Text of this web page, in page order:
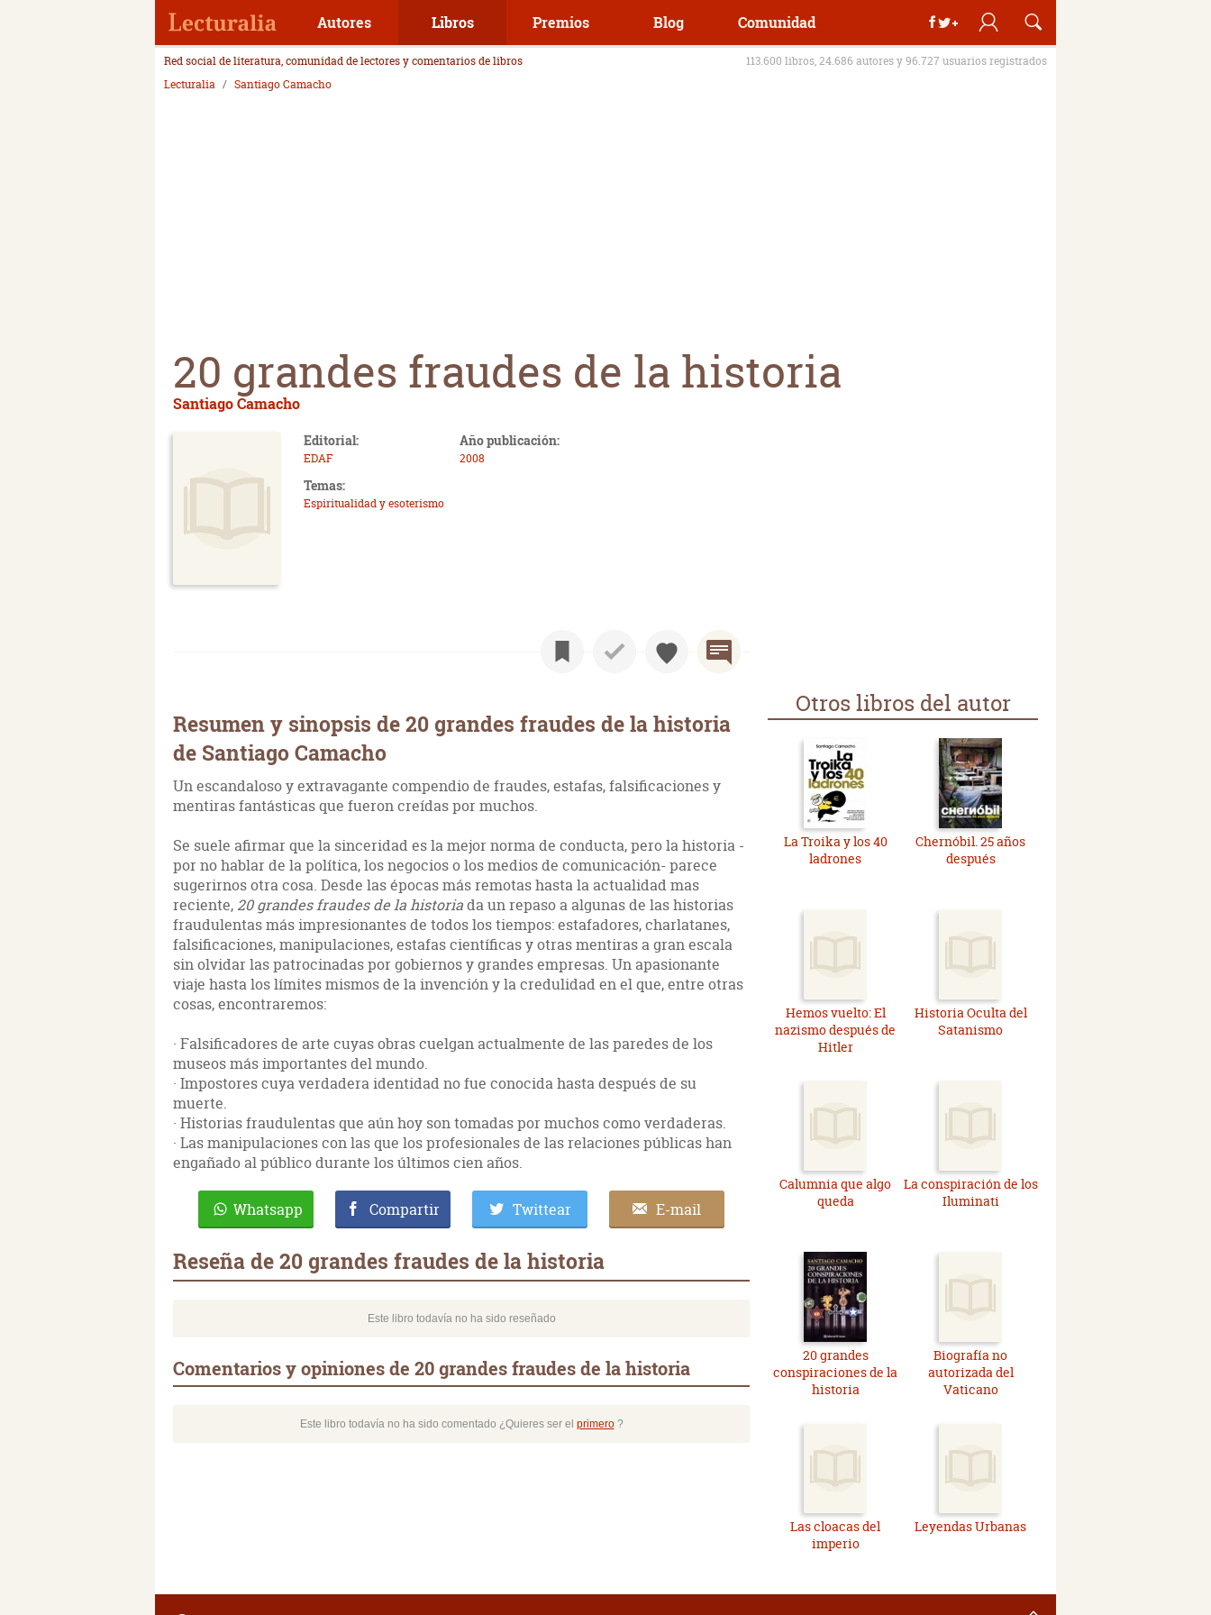
Autores Libros Premios Blog Comunidad
Red social de literatura, comunidad de lectores y comentarios de libros
113.600 libros, 24.686 autores y 96.727 usuarios registrados
Lecturalia
Santiago Camacho
20 grandes fraudes de la historia
Santiago Camacho
Editorial:
EDAF
Año publicación:
2008
Temas:
Espiritualidad y esoterismo
Resumen y sinopsis de 20 grandes fraudes de la historia
de Santiago Camacho
Un escandaloso y extravagante compendio de fraudes, estafas, falsificaciones y
mentiras fantásticas que fueron creídas por muchos.
Se suele afirmar que la sinceridad es la mejor norma de conducta, pero la historia -
por no hablar de la política, los negocios o los medios de comunicación- parece
sugerirnos otra cosa. Desde las épocas más remotas hasta la actualidad mas
reciente, 20 grandes fraudes de la historiada un repaso a algunas de las historias
fraudulentas más impresionantes de todos los tiempos: estafadores, charlatanes,
falsificaciones, manipulaciones, estafas científicas y otras mentiras a gran escala
sin olvidar las patrocinadas por gobiernos y grandes empresas. Un apasionante
viaje hasta los límites mismos de la invención y la credulidad en el que, entre otras
cosas, encontraremos:
· Falsificadores de arte cuyas obras cuelgan actualmente de las paredes de los
museos más importantes del mundo.
· Impostores cuya verdadera identidad no fue conocida hasta después de su
muerte.
· Historias fraudulentas que aún hoy son tomadas por muchos como verdaderas.
· Las manipulaciones con las que los profesionales de las relaciones públicas han
engañado al público durante los últimos cien años.
Whatsapp Compartir Twittear E-mail
Reseña de 20 grandes fraudes de la historia
Este libro todavía no ha sido reseñado
Comentarios y opiniones de 20 grandes fraudes de la historia
Este libro todavía no ha sido comentado ¿Quieres ser el primero?
Otros libros del autor
La Troika y los 40
ladrones
Chernóbil. 25 años
después
Hemos vuelto: El
nazismo después de
Hitler
Historia Oculta del
Satanismo
Calumnia que algo
queda
La conspiración de los
Iluminati
20 grandes
conspiraciones de la
historia
Biografía no
autorizada del
Vaticano
Las cloacas del
imperio
Leyendas Urbanas